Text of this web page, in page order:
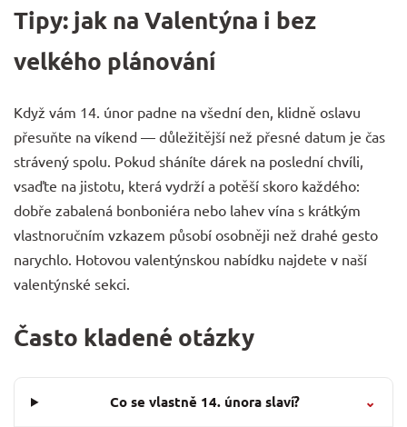
Tipy: jak na Valentýna i bez
velkého plánování
Když vám 14. únor padne na všední den, klidně oslavu
přesuňte na víkend — důležitější než přesné datum je čas
strávený spolu. Pokud sháníte dárek na poslední chvíli,
vsaďte na jistotu, která vydrží a potěší skoro každého:
dobře zabalená bonboniéra nebo lahev vína s krátkým
vlastnoručním vzkazem působí osobněji než drahé gesto
narychlo. Hotovou valentýnskou nabídku najdete v naší
valentýnské sekci.
Často kladené otázky
Co se vlastně 14. února slaví? ⌄